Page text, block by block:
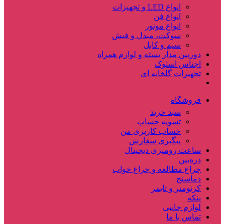
انواع LED و تجهیزات
انواع فن
انواع موتور
سوکت، مبدل و فیش
سیم و کابل
دوربین مدار بسته و لوازم همراه
اجناس استوک
تجهیزات گلخانه ای
فروشگاه
سبد خرید
تسویه حساب
حساب کاربری من
پیگیری سفارش
ساعت‌ رومیزی دیجیتال
ذره‌بین‌
چراغ مطالعه و چراغ خواب
دماسنج‌
کرنومتر و تایمر
پنکه
لوازم جانبی
تماس با ما